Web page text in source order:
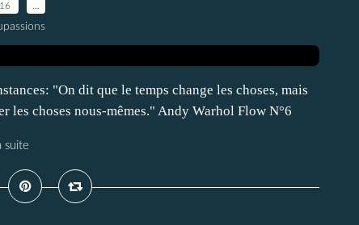
"On dit que le temps change les choses, mais
les choses nous-mêmes." Andy Warhol Flow N°6
suite